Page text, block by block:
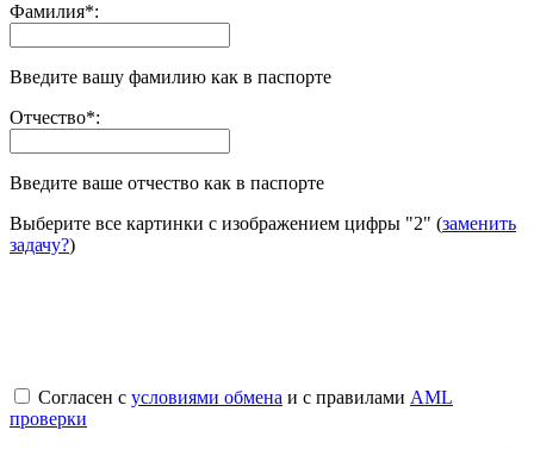
Фамилия*:
Введите вашу фамилию как в паспорте
Отчество*:
Введите ваше отчество как в паспорте
Выберите все картинки с изображением цифры "2" (заменить
задачу?)
Согласен с условиями обмена и с правилами AML
проверки